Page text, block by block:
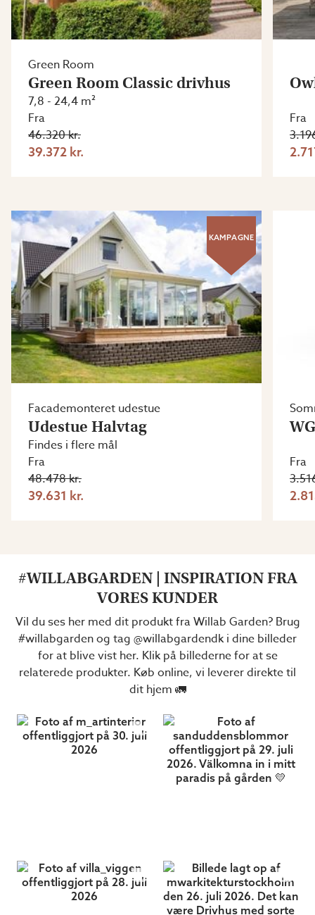
Green Room
Green Room Classic drivhus
7,8 - 24,4 m²
Fra
46.320 kr.
39.372 kr.
Fra
KAMPAGNE
Facademonteret udestue
Udestue Halvtag
Findes i flere mål
Fra
48.478 kr.
39.631 kr.
Fra
#WILLABGARDEN | INSPIRATION FRA
VORES KUNDER
Vil du ses her med dit produkt fra Willab Garden? Brug
#willabgarden og tag @willabgardendk i dine billeder
for at blive vist her. Klik på billederne for at se
relaterede produkter. Køb online, vi leverer direkte til
dit hjem 🚛